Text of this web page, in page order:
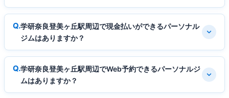
学研奈良登美ヶ丘駅周辺で現金払いができるパーソナル
ジムはありますか？
学研奈良登美ヶ丘駅周辺でWeb予約できるパーソナルジ
ムはありますか？